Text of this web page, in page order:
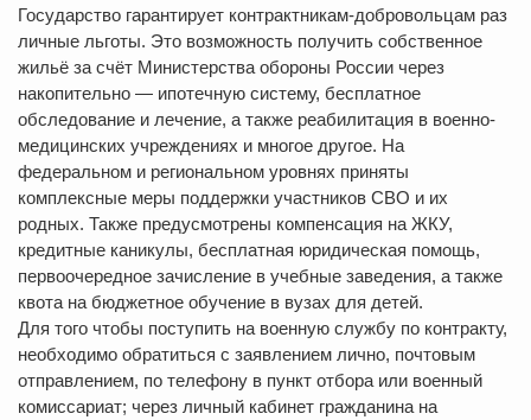
Государство гарантирует контрактникам-добровольцам раз
личные льготы. Это возможность получить собственное
жильё за счёт Министерства обороны России через
накопительно — ипотечную систему, бесплатное
обследование и лечение, а также реабилитация в военно-
медицинских учреждениях и многое другое. На
федеральном и региональном уровнях приняты
комплексные меры поддержки участников СВО и их
родных. Также предусмотрены компенсация на ЖКУ,
кредитные каникулы, бесплатная юридическая помощь,
первоочередное зачисление в учебные заведения, а также
квота на бюджетное обучение в вузах для детей.
Для того чтобы поступить на военную службу по контракту,
необходимо обратиться с заявлением лично, почтовым
отправлением, по телефону в пункт отбора или военный
комиссариат; через личный кабинет гражданина на